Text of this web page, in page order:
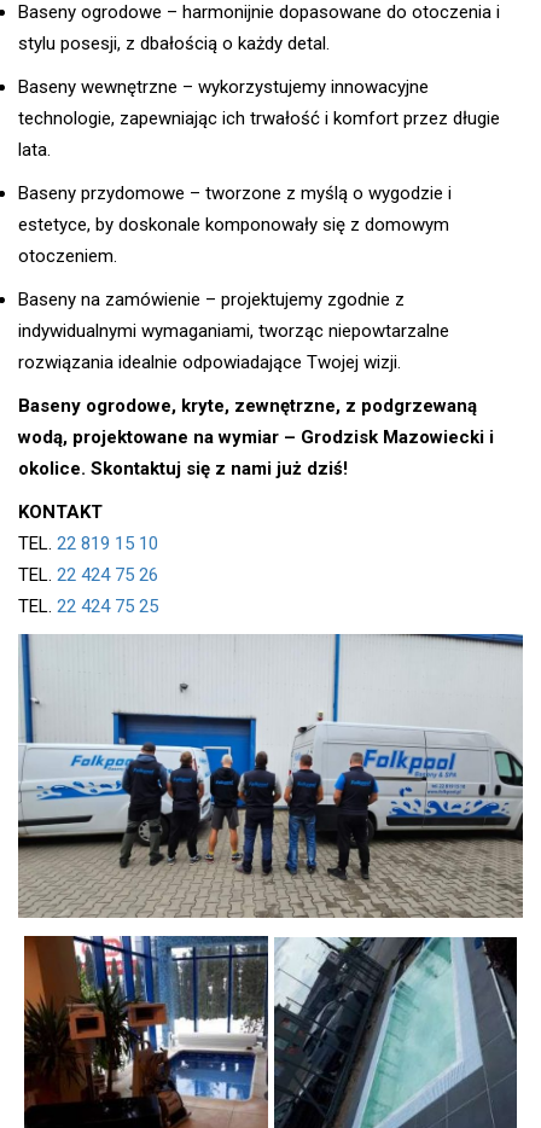
Baseny ogrodowe – harmonijnie dopasowane do otoczenia i
stylu posesji, z dbałością o każdy detal.
Baseny wewnętrzne – wykorzystujemy innowacyjne
technologie, zapewniając ich trwałość i komfort przez długie
lata.
Baseny przydomowe – tworzone z myślą o wygodzie i
estetyce, by doskonale komponowały się z domowym
otoczeniem.
Baseny na zamówienie – projektujemy zgodnie z
indywidualnymi wymaganiami, tworząc niepowtarzalne
rozwiązania idealnie odpowiadające Twojej wizji.
Baseny ogrodowe, kryte, zewnętrzne, z podgrzewaną
wodą, projektowane na wymiar – Grodzisk Mazowiecki i
okolice. Skontaktuj się z nami już dziś!
KONTAKT
TEL. 22 819 15 10
TEL. 22 424 75 26
TEL. 22 424 75 25